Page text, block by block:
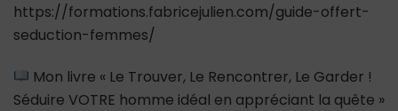
https://formations.fabricejulien.com/guide-offert-
seduction-femmes/
Mon livre « Le Trouver, Le Rencontrer, Le Garder !
Séduire VOTRE homme idéal en appréciant la quête »